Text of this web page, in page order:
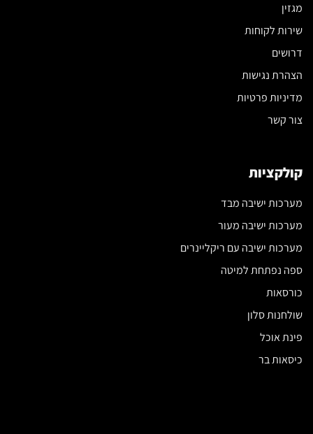
מגזין
שירות לקוחות
דרושים
הצהרת נגישות
מדיניות פרטיות
צור קשר
קולקציות
מערכות ישיבה מבד
מערכות ישיבה מעור
מערכות ישיבה עם ריקליינרים
ספה נפתחת למיטה
כורסאות
שולחנות סלון
פינת אוכל
כיסאות בר